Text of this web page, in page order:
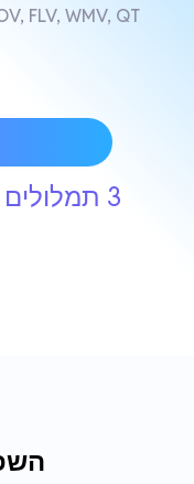
3 תמלולים אוטומטיים חינם ביום